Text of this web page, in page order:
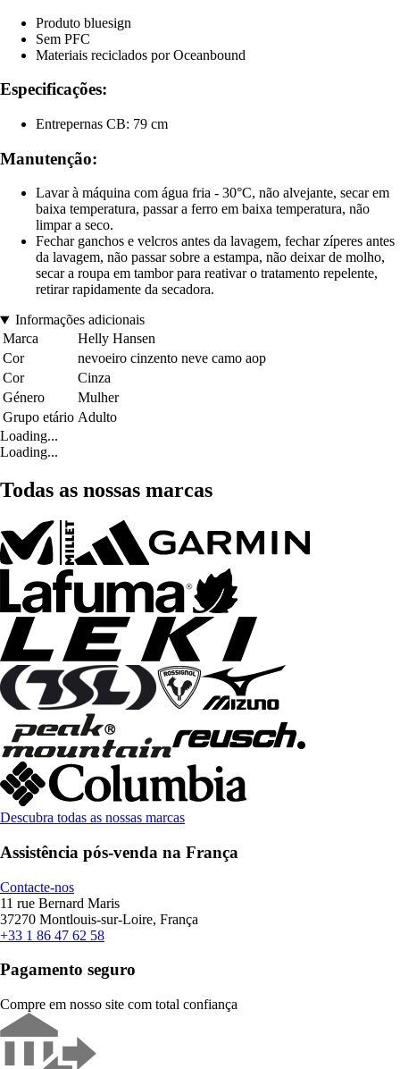
Produto bluesign
Sem PFC
Materiais reciclados por Oceanbound
Especificações:
Entrepernas CB: 79 cm
Manutenção:
Lavar à máquina com água fria - 30°C, não alvejante, secar em
baixa temperatura, passar a ferro em baixa temperatura, não
limpar a seco.
Fechar ganchos e velcros antes da lavagem, fechar zíperes antes
da lavagem, não passar sobre a estampa, não deixar de molho,
secar a roupa em tambor para reativar o tratamento repelente,
retirar rapidamente da secadora.
Informações adicionais
Marca
Helly Hansen
Cor
nevoeiro cinzento neve camo aop
Cor
Cinza
Género
Mulher
Grupo etário Adulto
Loading...
Loading...
Todas as nossas marcas
Descubra todas as nossas marcas
Assistência pós-venda na França
Contacte-nos
11 rue Bernard Maris
37270 Montlouis-sur-Loire, França
+33 1 86 47 62 58
Pagamento seguro
Compre em nosso site com total confiança